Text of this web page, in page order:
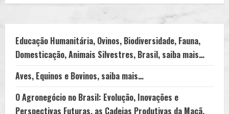
Educação Humanitária, Ovinos, Biodiversidade, Fauna,
Domesticação, Animais Silvestres, Brasil, saiba mais…
Aves, Equinos e Bovinos, saiba mais…
O Agronegócio no Brasil: Evolução, Inovações e
Perspectivas Futuras, as Cadeias Produtivas da Maçã,